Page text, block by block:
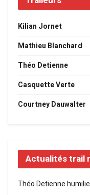
Kilian Jornet
Mathieu Blanchard
Théo Detienne
Casquette Verte
Courtney Dauwalter
Actualités trail
Théo Detienne